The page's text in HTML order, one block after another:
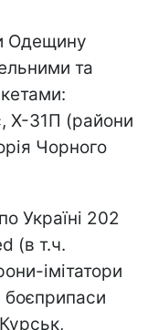
Одещину
та
Х-31П (райони
Чорного
Україні 202
(в т.ч.
імітатори